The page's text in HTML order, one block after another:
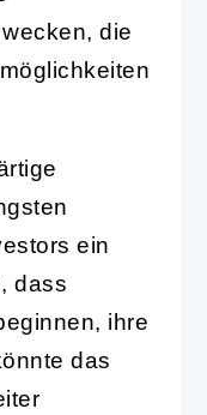
die
ein
dass
ihre
das